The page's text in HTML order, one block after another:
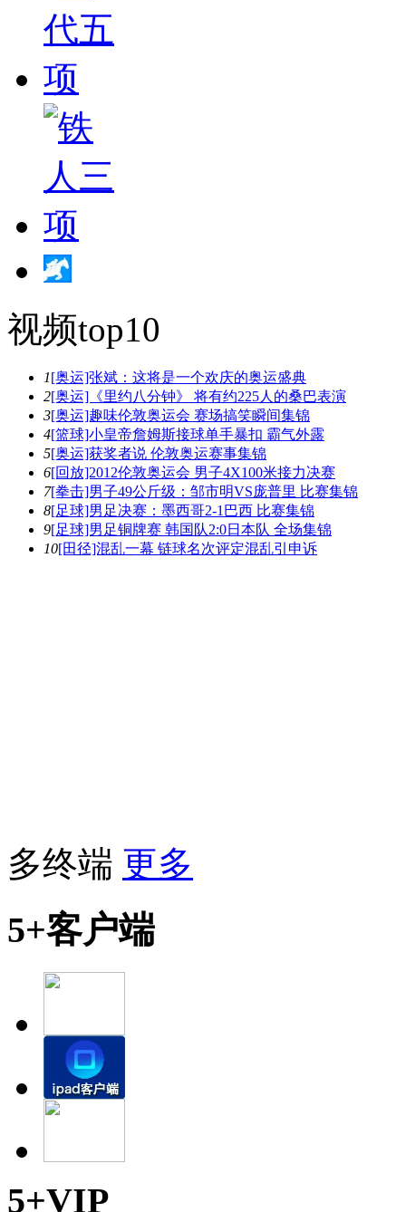
视频top10
1[奥运]张斌：这将是一个欢庆的奥运盛典
2[奥运]《里约八分钟》 将有约225人的桑巴表演
3[奥运]趣味伦敦奥运会 赛场搞笑瞬间集锦
4[篮球]小皇帝詹姆斯接球单手暴扣 霸气外露
5[奥运]获奖者说 伦敦奥运赛事集锦
6[回放]2012伦敦奥运会 男子4X100米接力决赛
7[拳击]男子49公斤级：邹市明VS庞普里 比赛集锦
8[足球]男足决赛：墨西哥2-1巴西 比赛集锦
9[足球]男足铜牌赛 韩国队2:0日本队 全场集锦
10[田径]混乱一幕 链球名次评定混乱引申诉
多终端 更多
5+客户端
5+VIP